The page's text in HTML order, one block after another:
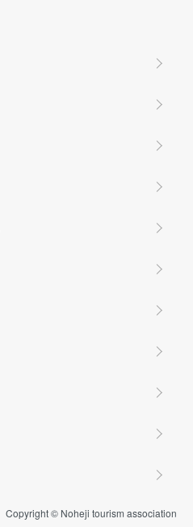
Copyright © Noheji tourism association